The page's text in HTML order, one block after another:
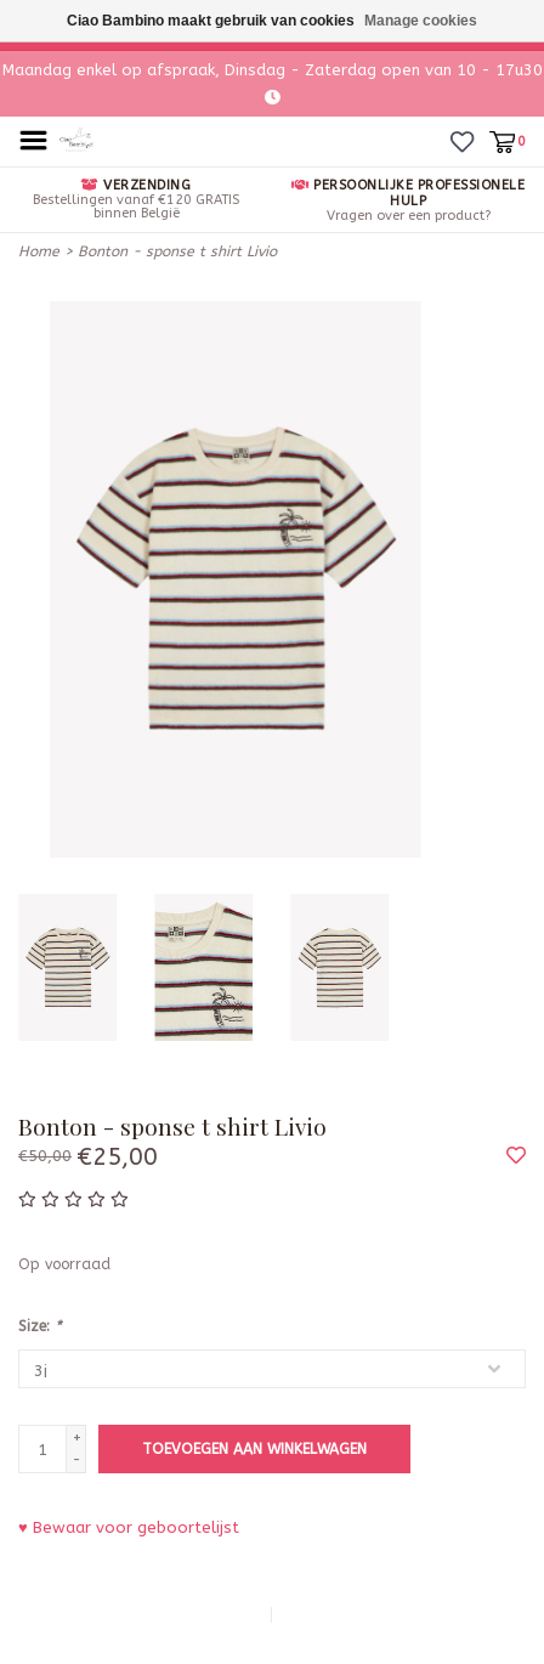
Maandag enkel op afspraak, Dinsdag - Zaterdag open van 10 - 17u30
0
VERZENDING
Bestellingen vanaf €120 GRATIS
binnen België
PERSOONLIJKE PROFESSIONELE
HULP
Vragen over een product?
Home > Bonton - sponse t shirt Livio
Bonton - sponse t shirt Livio
€50,00 €25,00
Op voorraad
Size: *
+
-
TOEVOEGEN AAN WINKELWAGEN
♥ Bewaar voor geboortelijst
Ciao Bambino maakt gebruik van cookies Manage cookies